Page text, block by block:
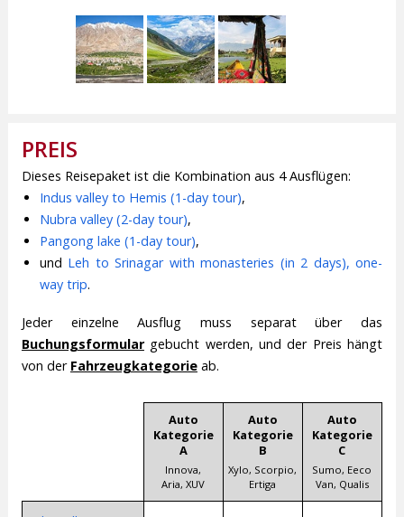
PREIS
Dieses Reisepaket ist die Kombination aus 4 Ausflügen:
Indus valley to Hemis (1-day tour),
Nubra valley (2-day tour),
Pangong lake (1-day tour),
und Leh to Srinagar with monasteries (in 2 days), one-
way trip.
Jeder einzelne Ausflug muss separat über das
Buchungsformulargebucht werden, und der Preis hängt
von der Fahrzeugkategorieab.
Auto
Kategorie
A
Auto
Kategorie
B
Auto
Kategorie
C
Innova,
Aria, XUV
Xylo, Scorpio,
Ertiga
Sumo, Eeco
Van, Qualis